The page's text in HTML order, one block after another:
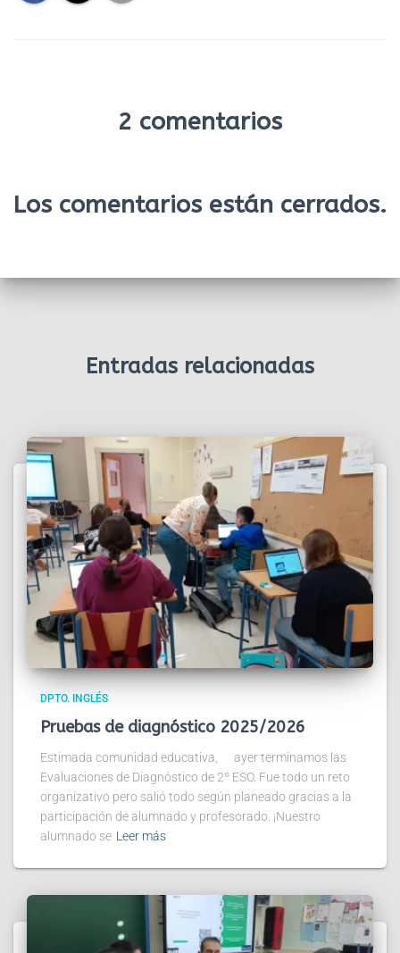
2 comentarios
Los comentarios están cerrados.
Entradas relacionadas
DPTO. INGLÉS
Pruebas de diagnóstico 2025/2026
Estimada comunidad educativa, ayer terminamos las
Evaluaciones de Diagnóstico de 2º ESO. Fue todo un reto
organizativo pero salió todo según planeado gracias a la
participación de alumnado y profesorado. ¡Nuestro
alumnado se Leer más